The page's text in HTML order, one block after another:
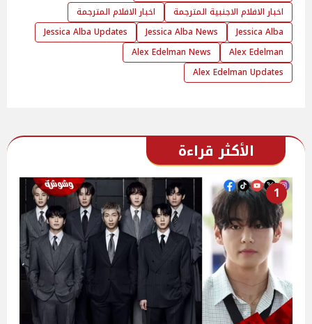
اخبار الافلام الاجنبية المترجمة
اخبار الافلام المترجمة
Jessica Alba
Jessica Alba News
Jessica Alba Updates
Alex Edelman
Alex Edelman News
Alex Edelman Updates
الأكثر قراءة
1